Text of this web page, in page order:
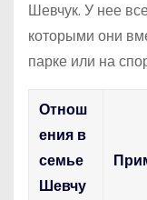
Шевчук. У нее
которыми они
парке или на
Отнош
ения в
семье
Шевчу